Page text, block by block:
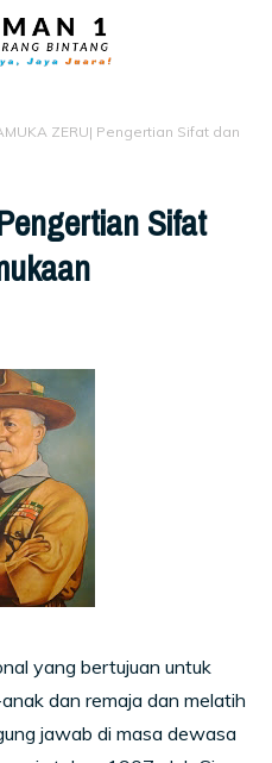
ZERU| Pengertian Sifat dan
Sifat
yang bertujuan untuk
dan remaja dan melatih
jawab di masa dewasa